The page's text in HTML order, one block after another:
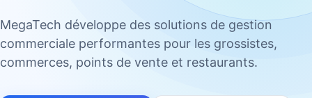
MegaTech développe des solutions de gestion
commerciale performantes pour les grossistes,
commerces, points de vente et restaurants.